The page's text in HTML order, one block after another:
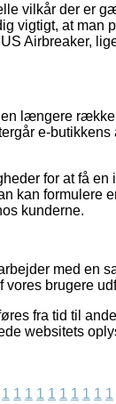
vilkår der er
vigtigt, at man
Airbreaker,
længere
e-
for at få en
kan formulere
kunderne.
med en
vores brugere
fra tid til
websitets
1 1 1 1 1 1 1 1 1 1